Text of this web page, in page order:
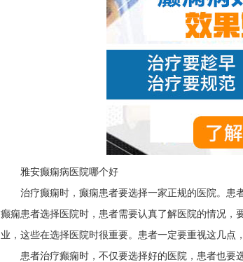
雅安癫痫病医院哪个好
治疗癫痫时，癫痫患者要选择一家正规的医院。患
癫痫患者选择医院时，患者需要认真了解医院的情况
业，这些在选择医院时很重要。患者一定要重视这几点
患者治疗癫痫时，不仅要选择好的医院，患者也要